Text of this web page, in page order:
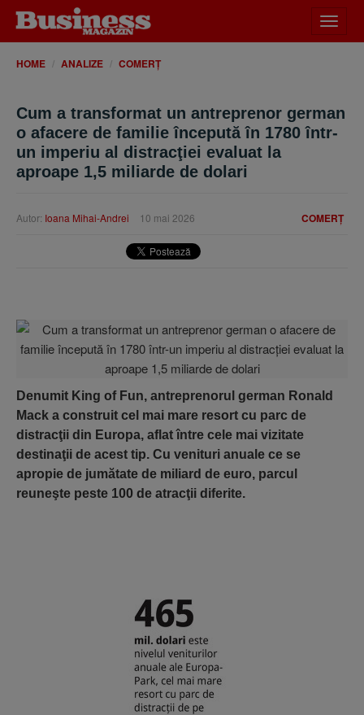
meniu
HOME ANALIZE COMERȚ
Cum a transformat un antreprenor german
o afacere de familie începută în 1780 într-
un imperiu al distracţiei evaluat la
aproape 1,5 miliarde de dolari
COMERȚ
Autor: Ioana Mihai-Andrei 10 mai 2026
Denumit King of Fun, antreprenorul german Ronald
Mack a construit cel mai mare resort cu parc de
distracţii din Europa, aflat între cele mai vizitate
destinaţii de acest tip. Cu venituri anuale ce se
apropie de jumătate de miliard de euro, parcul
reuneşte peste 100 de atracţii diferite.